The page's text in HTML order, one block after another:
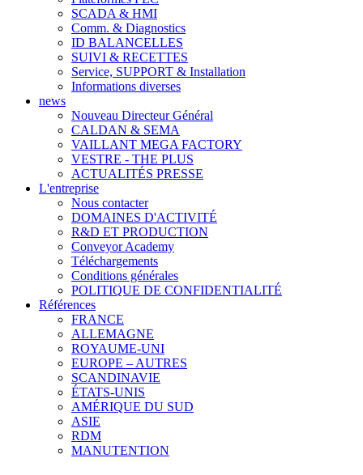
SCADA & HMI
Comm. & Diagnostics
ID BALANCELLES
SUIVI & RECETTES
Service, SUPPORT & Installation
Informations diverses
news
Nouveau Directeur Général
CALDAN & SEMA
VAILLANT MEGA FACTORY
VESTRE - THE PLUS
ACTUALITÉS PRESSE
L'entreprise
Nous contacter
DOMAINES D'ACTIVITÉ
R&D ET PRODUCTION
Conveyor Academy
Téléchargements
Conditions générales
POLITIQUE DE CONFIDENTIALITÉ
Références
FRANCE
ALLEMAGNE
ROYAUME-UNI
EUROPE – AUTRES
SCANDINAVIE
ÉTATS-UNIS
AMÉRIQUE DU SUD
ASIE
RDM
MANUTENTION